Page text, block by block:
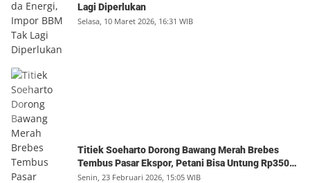
Lagi Diperlukan
Selasa, 10 Maret 2026, 16:31 WIB
Titiek Soeharto Dorong Bawang Merah Brebes
Tembus Pasar Ekspor, Petani Bisa Untung Rp350
Juta per Hektare
Senin, 23 Februari 2026, 15:05 WIB